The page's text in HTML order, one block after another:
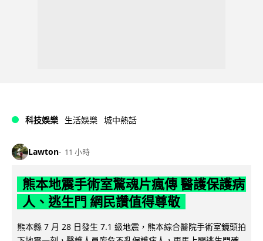
科技娛樂 生活娛樂 城中熱話
Lawton 11 小時
熊本地震手術室驚魂片瘋傳 醫護保護病
人、逃生門 網民讚值得尊敬
熊本縣 7 月 28 日發生 7.1 級地震，熊本綜合醫院手術室鏡頭拍